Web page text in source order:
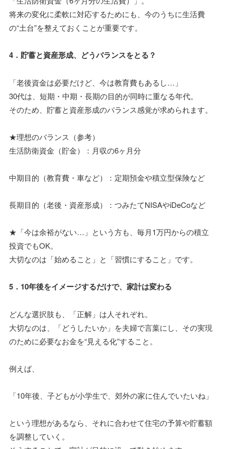
将来の変化に柔軟に対応するためにも、今のうちに生活費
の“土台”を整えておくことが重要です。
4．貯蓄と資産形成、どうバランスをとる？
「老後資金は必要だけど、今は教育費もあるし…」
30代は、短期・中期・長期の目的が同時に重なる年代。
そのため、貯蓄と資産形成のバランス感覚が求められます。
★理想のバランス（参考）
生活防衛資金（貯金）：月収の6ヶ月分
中期目的（教育費・車など）：定期預金や積立型保険など
長期目的（老後・資産形成）：つみたてNISAやiDeCoなど
★「今は余裕がない…」という方も、毎月1万円からの積立
投資でもOK。
大切なのは「始めること」と「習慣にすること」です。
5．10年後をイメージするだけで、家計は変わる
どんな選択肢も、「正解」は人それぞれ。
大切なのは、「どうしたいか」を夫婦で言葉にし、その実現
のために必要なお金を“見える化”すること。
例えば、
「10年後、子どもが小学生で、郊外の家に住んでいたいね」
という理想があるなら、それに合わせて住宅の予算や貯蓄額
を調整していく。